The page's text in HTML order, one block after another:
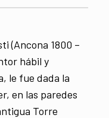
(Ancona 1800 –
hábil y
le fue dada la
en las paredes
Torre